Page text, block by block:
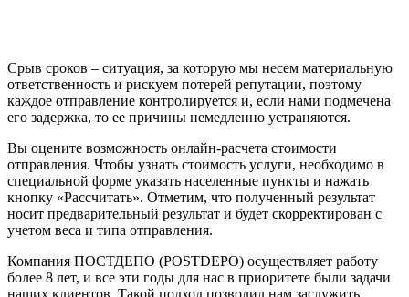
Срыв сроков – ситуация, за которую мы несем материальную
ответственность и рискуем потерей репутации, поэтому
каждое отправление контролируется и, если нами подмечена
его задержка, то ее причины немедленно устраняются.
Вы оцените возможность онлайн-расчета стоимости
отправления. Чтобы узнать стоимость услуги, необходимо в
специальной форме указать населенные пункты и нажать
кнопку «Рассчитать». Отметим, что полученный результат
носит предварительный результат и будет скорректирован с
учетом веса и типа отправления.
Компания ПОСТДЕПО (POSTDEPO) осуществляет работу
более 8 лет, и все эти годы для нас в приоритете были задачи
наших клиентов. Такой подход позволил нам заслужить